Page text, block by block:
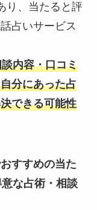
り、当たると評
占いサービス
内容・口コミ
分にあった占
できる可能性
すすめの当た
な占術・相談